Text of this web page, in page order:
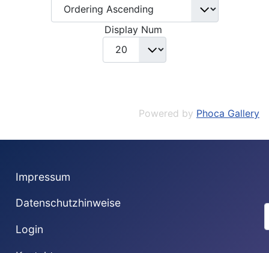
Display Num
Powered by Phoca Gallery
Impressum
Datenschutzhinweise
Login